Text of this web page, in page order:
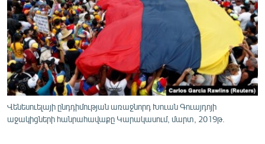
ՄՇԱԿՈՒՅԹ
ՍՊՈՐՏ
ՄԵԿՆԱԲԱՆՈՒԹՅՈՒՆ
ՏՏ ԵՒ ԻՆՏԵՐՆԵՏ
ԱՐԽԻՎ
Վենեսուելայի ընդդիմության առաջնորդ Խուան Գուայդոյի
աջակիցների հանրահավաքը Կարակասում, մարտ, 2019թ.